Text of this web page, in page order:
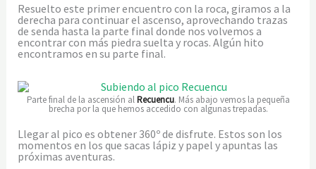
Resuelto este primer encuentro con la roca, giramos a la
derecha para continuar el ascenso, aprovechando trazas
de senda hasta la parte final donde nos volvemos a
encontrar con más piedra suelta y rocas. Algún hito
encontramos en su parte final.
Parte final de la ascensión alRecuencu. Más abajo vemos la pequeña
brecha por la que hemos accedido con algunas trepadas.
Llegar al pico es obtener 360º de disfrute. Estos son los
momentos en los que sacas lápiz y papel y apuntas las
próximas aventuras.